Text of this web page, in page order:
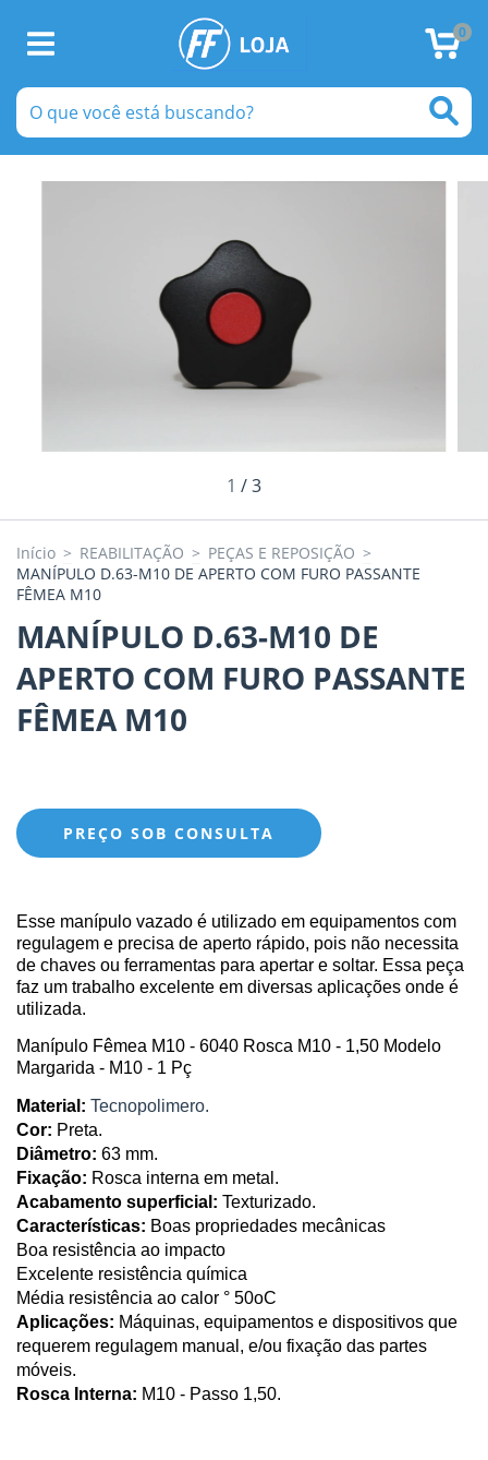
0
1 /3
Início > REABILITAÇÃO > PEÇAS E REPOSIÇÃO >
MANÍPULO D.63-M10 DE APERTO COM FURO PASSANTE
FÊMEA M10
MANÍPULO D.63-M10 DE
APERTO COM FURO PASSANTE
FÊMEA M10
Esse manípulo vazado é utilizado em equipamentos com
regulagem e precisa de aperto rápido, pois não necessita
de chaves ou ferramentas para apertar e soltar. Essa peça
faz um trabalho excelente em diversas aplicações onde é
utilizada.
Manípulo Fêmea M10 - 6040 Rosca M10 - 1,50 Modelo
Margarida - M10 - 1 Pç
Material: Tecnopolimero.
Cor: Preta.
Diâmetro: 63 mm.
Fixação: Rosca interna em metal.
Acabamento superficial: Texturizado.
Características: Boas propriedades mecânicas
Boa resistência ao impacto
Excelente resistência química
Média resistência ao calor ° 50oC
Aplicações: Máquinas, equipamentos e dispositivos que
requerem regulagem manual, e/ou fixação das partes
móveis.
Rosca Interna: M10 - Passo 1,50.